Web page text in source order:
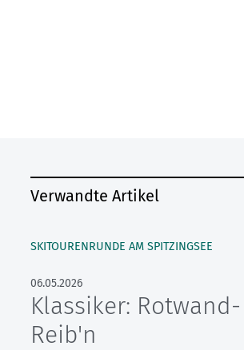
Verwandte Artikel
SKITOURENRUNDE AM SPITZINGSEE
06.05.2026
Klassiker: Rotwand-
Reib'n